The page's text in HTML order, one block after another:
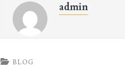
admin
BLOG